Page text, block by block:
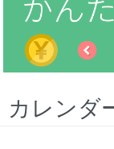
カレンダ